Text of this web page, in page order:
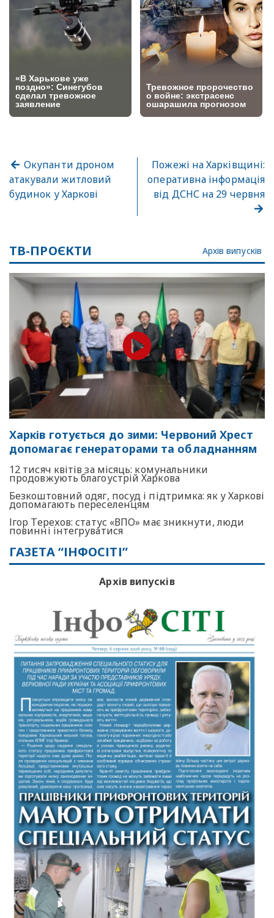
Окупанти дроном
атакували житловий
будинок у Харкові
Пожежі на Харківщині:
оперативна інформація
від ДСНС на 29 червня
ТВ-ПРОЄКТИ Архів випусків
Харків готується до зими: Червоний Хрест
допомагає генераторами та обладнанням
12 тисяч квітів за місяць: комунальники
продовжують благоустрій Харкова
Безкоштовний одяг, посуд і підтримка: як у Харкові
допомагають переселенцям
Ігор Терехов: статус «ВПО» має зникнути, люди
повинні інтегруватися
ГАЗЕТА “ІНФОСІТІ”
Архів випусків